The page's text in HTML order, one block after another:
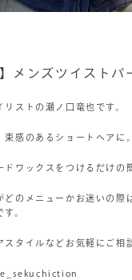
メンズツイストパ
ストの瀬ノ口竜也です。
束感のあるショートヘアに。
ドワックスをつけるだけの
どのメニューかお迷いの際
。
スタイルなどお気軽にご相